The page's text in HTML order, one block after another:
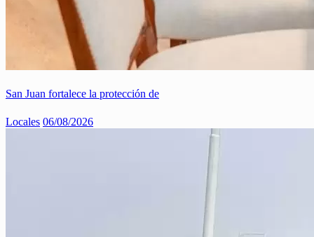
San Juan fortalece la protección de
Locales 06/08/2026